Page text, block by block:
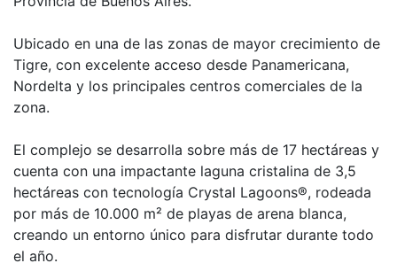
Ubicado en una de las zonas de mayor crecimiento de
Tigre, con excelente acceso desde Panamericana,
Nordelta y los principales centros comerciales de la
zona.
El complejo se desarrolla sobre más de 17 hectáreas y
cuenta con una impactante laguna cristalina de 3,5
hectáreas con tecnología Crystal Lagoons®, rodeada
por más de 10.000 m² de playas de arena blanca,
creando un entorno único para disfrutar durante todo
el año.